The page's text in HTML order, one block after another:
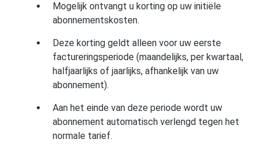
Mogelijk ontvangt u korting op uw initiële
abonnementskosten.
Deze korting geldt alleen voor uw eerste
factureringsperiode (maandelijks, per kwartaal,
halfjaarlijks of jaarlijks, afhankelijk van uw
abonnement).
Aan het einde van deze periode wordt uw
abonnement automatisch verlengd tegen het
normale tarief.